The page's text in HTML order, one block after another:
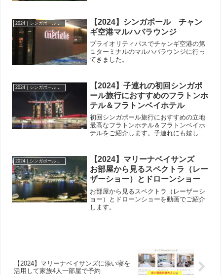
2024｜シンガポール マリーナベイサンズ＆フラトン
【2024】シンガポール チャン
ギ空港マルハバラウンジ
プライオリティパスでチャンギ空港の第
１ターミナルのマルハバラウンジに行っ
てきました。
【2024】子連れの初回シンガポ
ール旅行におすすめのフラトンホ
テル＆フラトンベイホテル
初回シンガポール旅行におすすめの立地
最高なフラトンホテル＆フラトンベイホ
テルをご紹介します。子連れにも嬉し
【2024】マリーナベイサンズ
お部屋から見るスペクトラ（レー
ザーショー）とドローンショー
お部屋から見るスペクトラ（レーザーシ
ョー）とドローンショーを動画でご紹介
します。
【2024】マリーナベイサンズに添い寝を
活用して家族4人一部屋で予約